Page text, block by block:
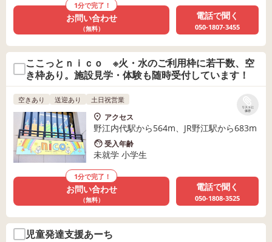
1分で完了！
お問い合わせ
（無料）
電話で聞く
050-1807-3455
ここっとｎｉｃｏ ※火・水のご利用枠に若干数、空
き枠あり。施設見学・体験も随時受付しています！
リストに
保存
空きあり 送迎あり 土日祝営業
アクセス
野江内代駅から564m、JR野江駅から683m
受入年齢
未就学 小学生
1分で完了！
お問い合わせ
（無料）
電話で聞く
050-1808-3525
児童発達支援あーち